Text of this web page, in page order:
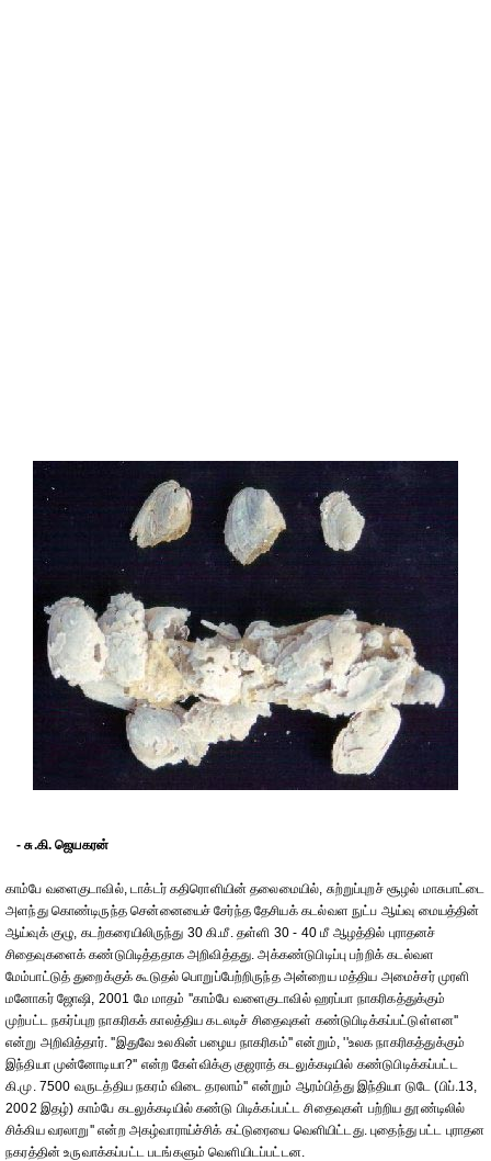
- சு.கி. ஜெயகரன்
காம்பே வளைகுடாவில், டாக்டர் கதிரொளியின் தலைமையில், சுற்றுப்புறச் சூழல் மாசுபாட்டை
அளந்து கொண்டிருந்த சென்னையைச் சேர்ந்த தேசியக் கடல்வள நுட்ப ஆய்வு மையத்தின்
ஆய்வுக் குழு, கடற்கரையிலிருந்து 30 கி.மீ. தள்ளி 30 - 40 மீ ஆழத்தில் புராதனச்
சிதைவுகளைக் கண்டுபிடித்ததாக அறிவித்தது. அக்கண்டுபிடிப்பு பற்றிக் கடல்வள
மேம்பாட்டுத் துறைக்குக் கூடுதல் பொறுப்பேற்றிருந்த அன்றைய மத்திய அமைச்சர் முரளி
மனோகர் ஜோஷி, 2001 மே மாதம் ''காம்பே வளைகுடாவில் ஹரப்பா நாகரிகத்துக்கும்
முற்பட்ட நகர்ப்புற நாகரிகக் காலத்திய கடலடிச் சிதைவுகள் கண்டுபிடிக்கப்பட்டுள்ளன''
என்று அறிவித்தார். ''இதுவே உலகின் பழைய நாகரிகம்'' என்றும், ''உலக நாகரிகத்துக்கும்
இந்தியா முன்னோடியா?'' என்ற கேள்விக்கு குஜராத் கடலுக்கடியில் கண்டுபிடிக்கப்பட்ட
கி.மு. 7500 வருடத்திய நகரம் விடை தரலாம்'' என்றும் ஆரம்பித்து இந்தியா டுடே (பிப்.13,
2002 இதழ்) காம்பே கடலுக்கடியில் கண்டு பிடிக்கப்பட்ட சிதைவுகள் பற்றிய தூண்டிலில்
சிக்கிய வரலாறு'' என்ற அகழ்வாராய்ச்சிக் கட்டுரையை வெளியிட்டது. புதைந்து பட்ட புராதன
நகரத்தின் உருவாக்கப்பட்ட படங்களும் வெளியிடப்பட்டன.